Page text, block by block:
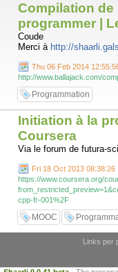
Compilation de
programmer |
Coude
Merci à http://
Thu 06 Feb 2014
http://www.ballajack.com/
Programmation
Initiation à la
Coursera
Via le forum de futura-
Fri 18 Oct 2013 08:38:26
https://www.coursera.org/
cpp-fr-001%2F
MOOC
Links per